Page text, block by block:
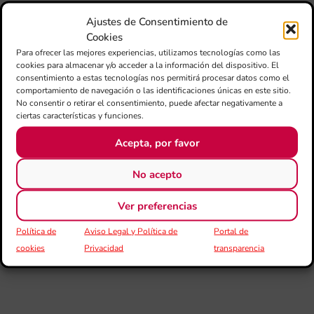
Ajustes de Consentimiento de
Cookies
Para ofrecer las mejores experiencias, utilizamos tecnologías como las
cookies para almacenar y/o acceder a la información del dispositivo. El
consentimiento a estas tecnologías nos permitirá procesar datos como el
comportamiento de navegación o las identificaciones únicas en este sitio.
No consentir o retirar el consentimiento, puede afectar negativamente a
ciertas características y funciones.
Acepta, por favor
No acepto
Ver preferencias
Política de
cookies
Aviso Legal y Política de
Privacidad
Portal de
transparencia